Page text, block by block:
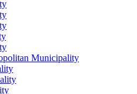
Municipality